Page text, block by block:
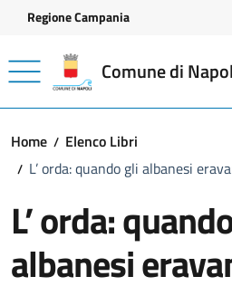
Vai ai contenuti
Vai al footer
Regione Campania
Comune di
Home
Elenco Libri
L’ orda: quando gli albanesi
L’ orda:
albanesi